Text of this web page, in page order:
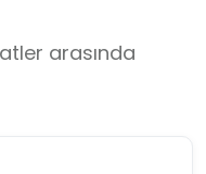
arasında